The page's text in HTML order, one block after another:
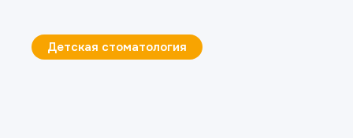
Детская стоматология